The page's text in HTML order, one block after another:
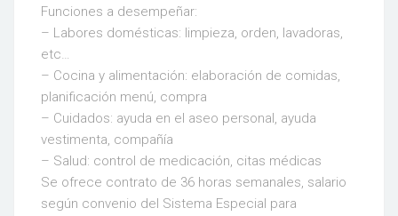
Funciones a desempeñar:
– Labores domésticas: limpieza, orden, lavadoras,
etc…
– Cocina y alimentación: elaboración de comidas,
planificación menú, compra
– Cuidados: ayuda en el aseo personal, ayuda
vestimenta, compañía
– Salud: control de medicación, citas médicas
Se ofrece contrato de 36 horas semanales, salario
según convenio del Sistema Especial para